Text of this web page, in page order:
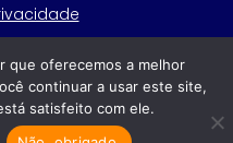
DPG
que oferecemos a melhor
continuar a usar este site,
satisfeito com ele.